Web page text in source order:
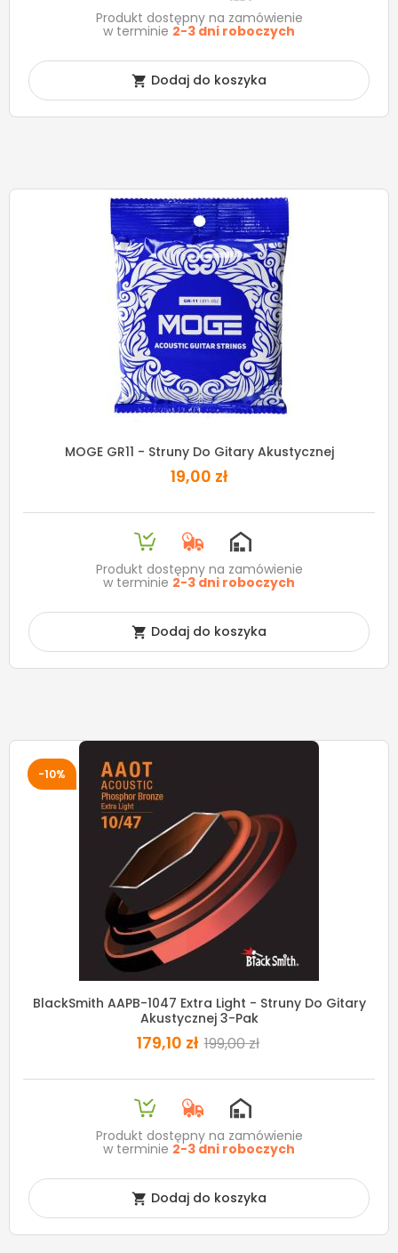
Produkt dostępny na zamówienie
w terminie 2-3 dni roboczych
 Dodaj do koszyka
MOGE GR11 - Struny Do Gitary Akustycznej
19,00 zł
Produkt dostępny na zamówienie
w terminie 2-3 dni roboczych
 Dodaj do koszyka
-10%
BlackSmith AAPB-1047 Extra Light - Struny Do Gitary
Akustycznej 3-Pak
179,10 zł 199,00 zł
Produkt dostępny na zamówienie
w terminie 2-3 dni roboczych
 Dodaj do koszyka